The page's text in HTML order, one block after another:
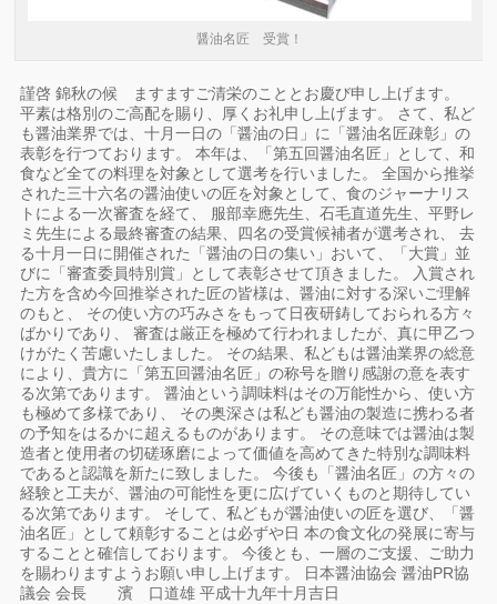
醤油名匠 受賞！
謹啓 錦秋の候 ますますご清栄のこととお慶び申し上げます。
平素は格別のご高配を賜り、厚くお礼申し上げます。 さて、私ど
も醤油業界では、十月一日の「醤油の日」に「醤油名匠疎彰」の
表彰を行つております。 本年は、「第五回醤油名匠」として、和
食など全ての料理を対象として選考を行いました。 全国から推挙
された三十六名の醤油使いの匠を対象として、食のジャーナリス
トによる一次審査を経て、 服部幸應先生、石毛直道先生、平野レ
ミ先生による最終審査の結果、四名の受賞候補者が選考され、 去
る十月一日に開催された「醤油の日の集い」おいて、「大賞」並
びに「審査委員特別賞」として表彰させて頂きました。 入賞され
た方を含め今回推挙された匠の皆様は、醤油に対する深いご理解
のもと、 その使い方の巧みさをもって日夜研鋳しておられる方々
ばかりであり、 審査は厳正を極めて行われましたが、真に甲乙つ
けがたく苦慮いたしました。 その結果、私どもは醤油業界の総意
により、貴方に「第五回醤油名匠」の称号を贈り感謝の意を表す
る次第であります。 醤油という調味料はその万能性から、使い方
も極めて多様であり、 その奥深さは私ども醤油の製造に携わる者
の予知をはるかに超えるものがあります。 その意味では醤油は製
造者と使用者の切磋琢磨によって価値を高めてきた特別な調味料
であると認識を新たに致しました。 今後も「醤油名匠」の方々の
経験と工夫が、醤油の可能性を更に広げていくものと期待してい
る次第であります。 そして、私どもが醤油使いの匠を選び、「醤
油名匠」として頼彰することは必ずや日 本の食文化の発展に寄与
することと確信しております。 今後とも、一層のご支援、ご助力
を賜わりますようお願い申し上げます。 日本醤油協会 醤油PR協
議会 会長 濱 口道雄 平成十九年十月吉日